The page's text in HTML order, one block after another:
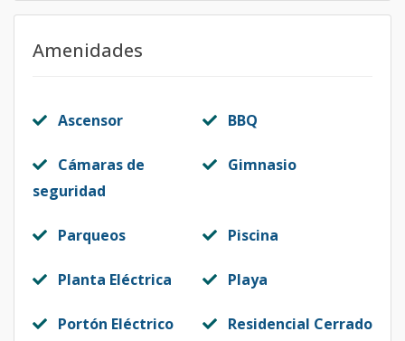
Amenidades
Ascensor BBQ
Cámaras de
seguridad
Gimnasio
Parqueos Piscina
Planta Eléctrica Playa
Portón Eléctrico Residencial Cerrado